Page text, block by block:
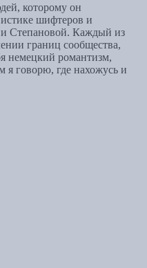
которому он
шифтеров и
Степановой. Каждый из
границ сообщества,
немецкий романтизм,
я говорю, где нахожусь и